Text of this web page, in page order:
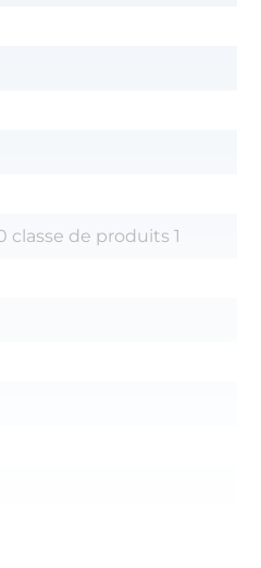
classe de produits 1